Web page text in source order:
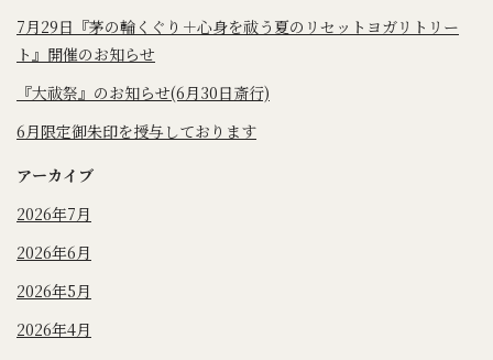
7月29日『茅の輪くぐり＋心身を祓う夏のリセットヨガリトリー
ト』開催のお知らせ
『大祓祭』のお知らせ(6月30日斎行)
6月限定御朱印を授与しております
アーカイブ
2026年7月
2026年6月
2026年5月
2026年4月